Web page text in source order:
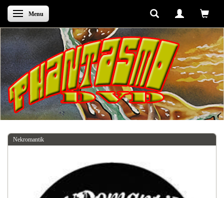
Skifte navigation
Menu
Nekromantik